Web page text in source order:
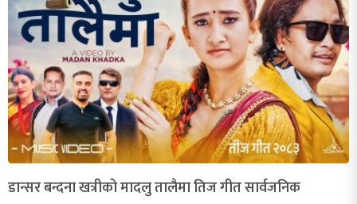
डान्सर बन्दना खत्रीको मादलु तालैमा तिज गीत सार्वजनिक